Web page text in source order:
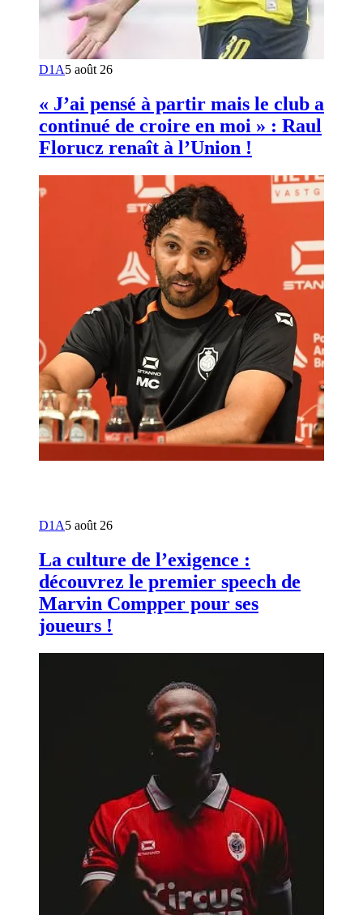
D1A5 août 26
« J’ai pensé à partir mais le club a
continué de croire en moi » : Raul
Florucz renaît à l’Union !
D1A5 août 26
La culture de l’exigence :
découvrez le premier speech de
Marvin Compper pour ses
joueurs !